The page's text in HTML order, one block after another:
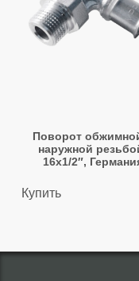
Поворот
наружной
16х1/2″,
Купить